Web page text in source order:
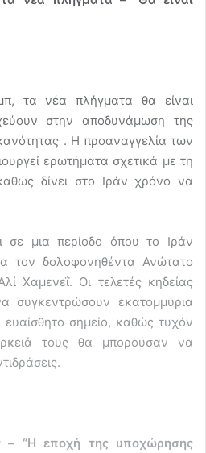
τα νέα πλήγματα θα είναι
στην αποδυνάμωση της
. Η προαναγγελία των
ερωτήματα σχετικά με τη
δίνει στο Ιράν χρόνο να
σε μια περίοδο όπου το Ιράν
τον δολοφονηθέντα Ανώτατο
Χαμενεΐ. Οι τελετές κηδείας
συγκεντρώσουν εκατομμύρια
σημείο, καθώς τυχόν
τους θα μπορούσαν να
– “Η εποχή της υποχώρησης